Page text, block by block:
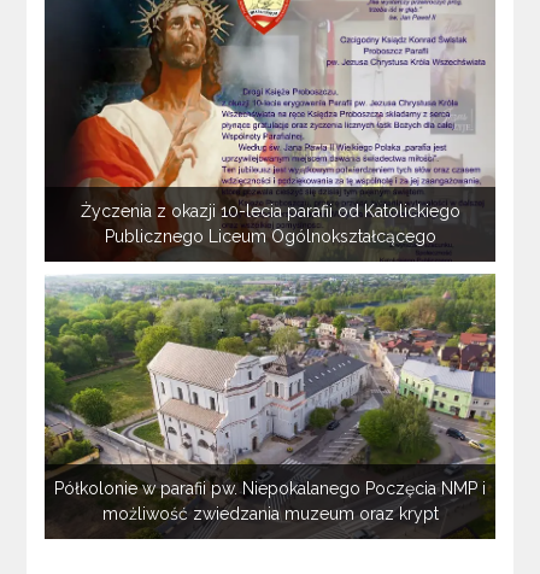
Życzenia z okazji 10-lecia parafii od Katolickiego
Publicznego Liceum Ogólnokształcącego
Półkolonie w parafii pw. Niepokalanego Poczęcia NMP i
możliwość zwiedzania muzeum oraz krypt